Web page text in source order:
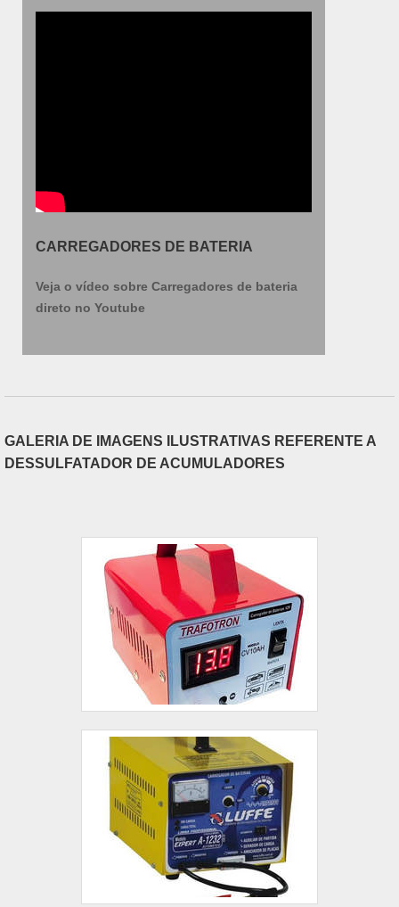
CARREGADORES DE BATERIA
Veja o vídeo sobre Carregadores de bateria
direto no Youtube
GALERIA DE IMAGENS ILUSTRATIVAS REFERENTE A
DESSULFATADOR DE ACUMULADORES